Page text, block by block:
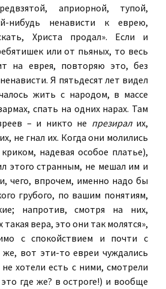
априорной, тупой,
нибудь ненависти к еврею,
Христа продал». Если и
или от пьяных, то весь
на еврея, повторяю это, без
Я пятьдесят лет видел
жить с народом, в массе
спать на одних нарах. Там
– и никто не презирал их,
не гнал их. Когда они молились
надевая особое платье),
этого странным, не мешал им и
чего, впрочем, именно надо бы
грубого, по вашим понятиям,
напротив, смотря на них,
такая вера, это они так молятся»,
с спокойствием и почти с
вот эти-то евреи чуждались
хотели есть с ними, смотрели
где же? в остроге!) и вообще